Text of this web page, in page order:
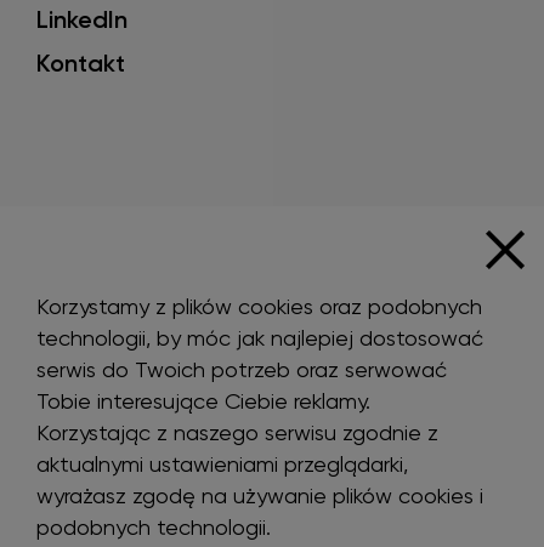
LinkedIn
Kontakt
Korzystamy z plików cookies oraz podobnych
technologii, by móc jak najlepiej dostosować
serwis do Twoich potrzeb oraz serwować
Tobie interesujące Ciebie reklamy.
Korzystając z naszego serwisu zgodnie z
aktualnymi ustawieniami przeglądarki,
wyrażasz zgodę na używanie plików cookies i
podobnych technologii.